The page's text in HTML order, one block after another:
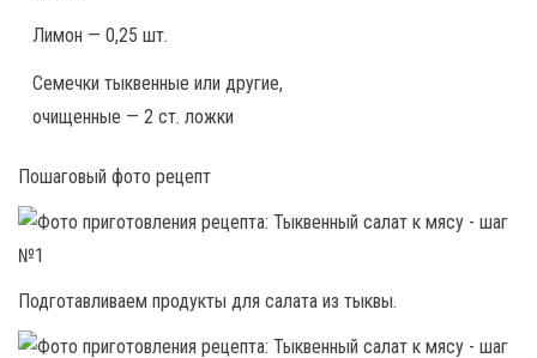
Лимон — 0,25 шт.
Семечки тыквенные или другие,
очищенные — 2 ст. ложки
Пошаговый фото рецепт
Подготавливаем продукты для салата из тыквы.